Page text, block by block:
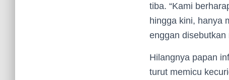
tiba. “Kami
hingga kini, hanya
enggan disebutkan
Hilangnya papan
turut memicu